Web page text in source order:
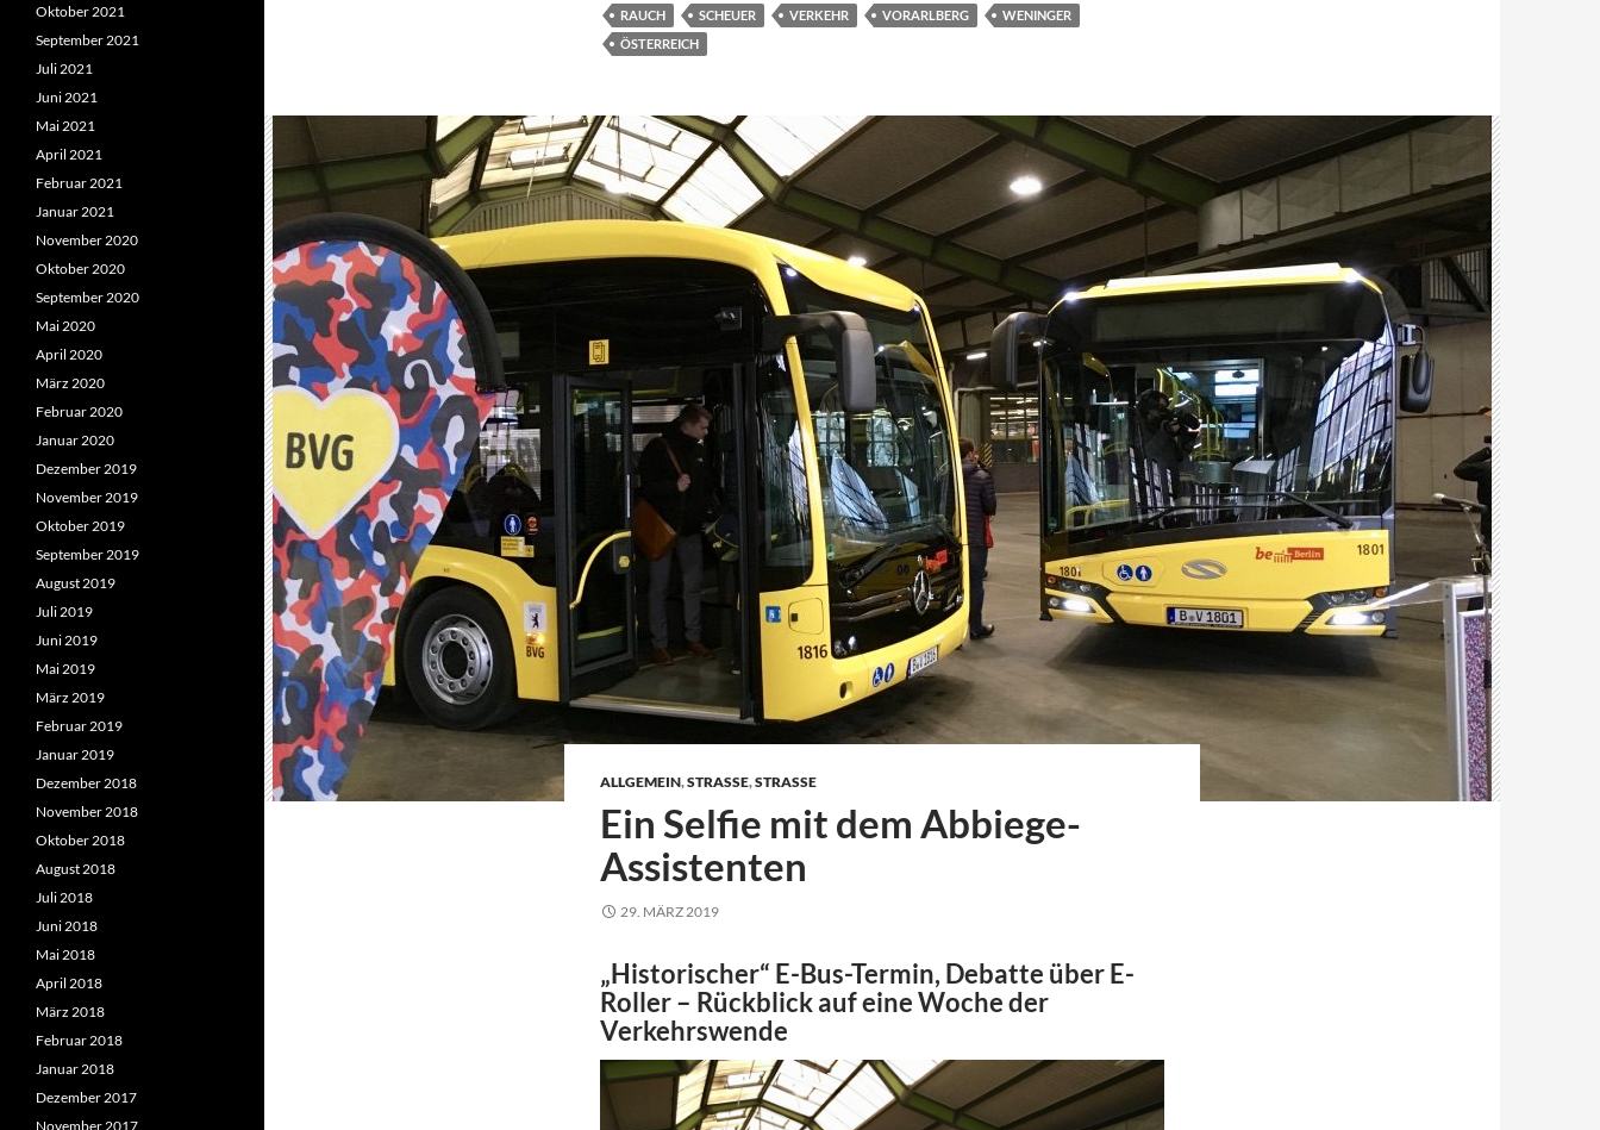
RAUCH
SCHEUER VERKEHR VORARLBERG
WENINGER
ÖSTERREICH
ALLGEMEIN,STRASSE,STRASSE
Ein Selfie mit dem Abbiege-
Assistenten
29. MÄRZ 2019
„Historischer“ E-Bus-Termin, Debatte über E-
Roller – Rückblick auf eine Woche der
Verkehrswende
Oktober 2021
September 2021
Juli 2021
Juni 2021
Mai 2021
April 2021
Februar 2021
Januar 2021
November 2020
Oktober 2020
September 2020
Mai 2020
April 2020
März 2020
Februar 2020
Januar 2020
Dezember 2019
November 2019
Oktober 2019
September 2019
August 2019
Juli 2019
Juni 2019
Mai 2019
März 2019
Februar 2019
Januar 2019
Dezember 2018
November 2018
Oktober 2018
August 2018
Juli 2018
Juni 2018
Mai 2018
April 2018
März 2018
Februar 2018
Januar 2018
Dezember 2017
November 2017